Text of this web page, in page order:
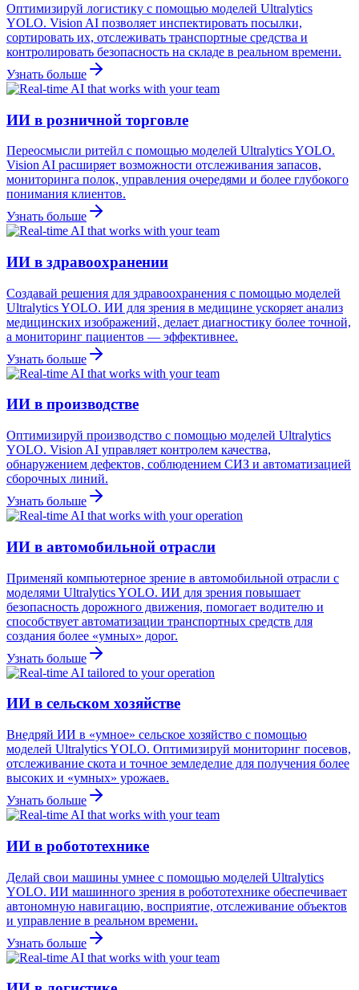
Оптимизируй логистику с помощью моделей Ultralytics
YOLO. Vision AI позволяет инспектировать посылки,
сортировать их, отслеживать транспортные средства и
контролировать безопасность на складе в реальном времени.
Узнать больше
ИИ в розничной торговле
Переосмысли ритейл с помощью моделей Ultralytics YOLO.
Vision AI расширяет возможности отслеживания запасов,
мониторинга полок, управления очередями и более глубокого
понимания клиентов.
Узнать больше
ИИ в здравоохранении
Создавай решения для здравоохранения с помощью моделей
Ultralytics YOLO. ИИ для зрения в медицине ускоряет анализ
медицинских изображений, делает диагностику более точной,
а мониторинг пациентов — эффективнее.
Узнать больше
ИИ в производстве
Оптимизируй производство с помощью моделей Ultralytics
YOLO. Vision AI управляет контролем качества,
обнаружением дефектов, соблюдением СИЗ и автоматизацией
сборочных линий.
Узнать больше
ИИ в автомобильной отрасли
Применяй компьютерное зрение в автомобильной отрасли с
моделями Ultralytics YOLO. ИИ для зрения повышает
безопасность дорожного движения, помогает водителю и
способствует автоматизации транспортных средств для
создания более «умных» дорог.
Узнать больше
ИИ в сельском хозяйстве
Внедряй ИИ в «умное» сельское хозяйство с помощью
моделей Ultralytics YOLO. Оптимизируй мониторинг посевов,
отслеживание скота и точное земледелие для получения более
высоких и «умных» урожаев.
Узнать больше
ИИ в робототехнике
Делай свои машины умнее с помощью моделей Ultralytics
YOLO. ИИ машинного зрения в робототехнике обеспечивает
автономную навигацию, восприятие, отслеживание объектов
и управление в реальном времени.
Узнать больше